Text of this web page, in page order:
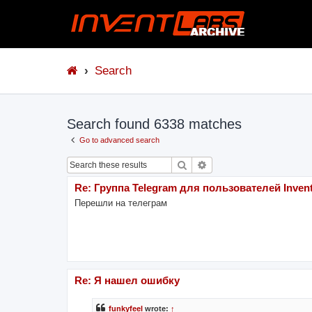
Search
Search found 6338 matches
Go to advanced search
Search
Re: Группа Telegram для пользователей
Перешли на телеграм
Re: Я нашел ошибку
funkyfeel wrote: ↑